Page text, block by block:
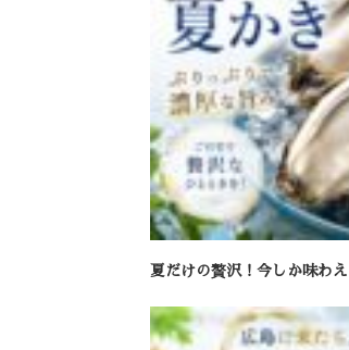
夏だけの贅沢！今しか味わ